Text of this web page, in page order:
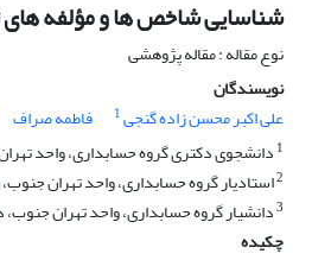
شناسایی شاخص ها و مؤلفه
نوع مقاله : مقاله پژوهشی
نویسندگان
علی اکبر محسن زاده گنجی1 فاطمه صراف
1 دانشجوی دکتری گروه حسابداری، واحد
2استادیار گروه حسابداری، واحد تهران جنوب،
3دانشیار گروه حسابداری، واحد تهران جنوب،
چکیده